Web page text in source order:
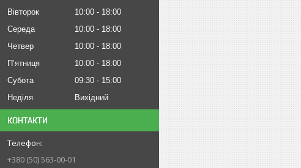
Вівторок
10:00
18:00
Середа
10:00
18:00
Четвер
10:00
18:00
Пʼятниця
10:00
18:00
Субота
09:30
15:00
Неділя
Вихідний
КОНТАКТИ
+380 (50) 563-00-01